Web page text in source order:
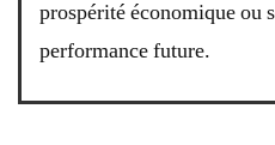
prospérité économique ou
performance future.